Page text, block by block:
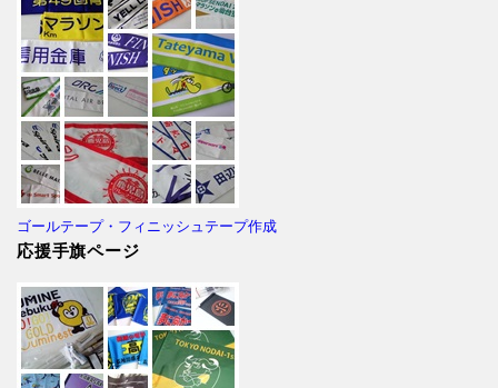
ゴールテープ・フィニッシュテープ作成
応援手旗ページ